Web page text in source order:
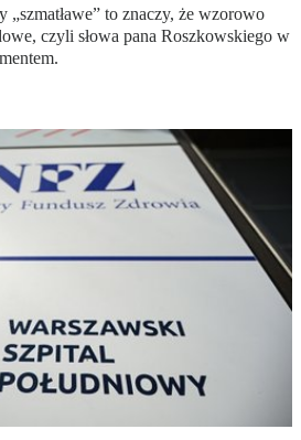
„szmatławe” to znaczy, że wzorowo
czyli słowa pana Roszkowskiego w